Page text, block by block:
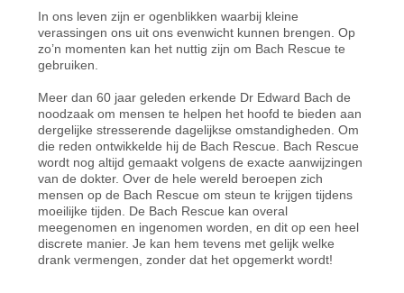
In ons leven zijn er ogenblikken waarbij kleine
verassingen ons uit ons evenwicht kunnen brengen. Op
zo’n momenten kan het nuttig zijn om Bach Rescue te
gebruiken.
Meer dan 60 jaar geleden erkende Dr Edward Bach de
noodzaak om mensen te helpen het hoofd te bieden aan
dergelijke stresserende dagelijkse omstandigheden. Om
die reden ontwikkelde hij de Bach Rescue. Bach Rescue
wordt nog altijd gemaakt volgens de exacte aanwijzingen
van de dokter. Over de hele wereld beroepen zich
mensen op de Bach Rescue om steun te krijgen tijdens
moeilijke tijden. De Bach Rescue kan overal
meegenomen en ingenomen worden, en dit op een heel
discrete manier. Je kan hem tevens met gelijk welke
drank vermengen, zonder dat het opgemerkt wordt!